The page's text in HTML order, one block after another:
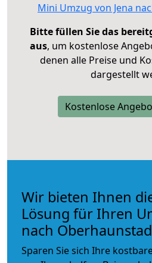
Mini Umzug von Jena
Bitte füllen Sie das
aus, um kostenlose
denen alle Preise und
dargestellt
Kostenlose
Wir bieten Ihnen
Lösung für Ihren
nach
Sparen Sie sich Ihre